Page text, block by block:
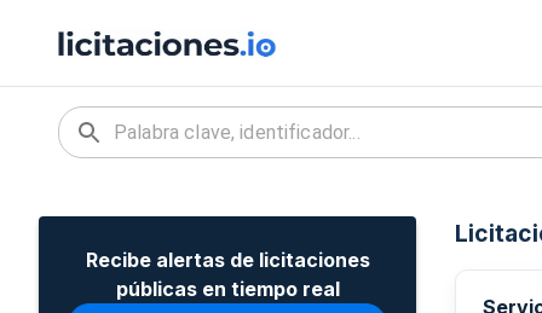
Recibe alertas de licitaciones
públicas en tiempo real